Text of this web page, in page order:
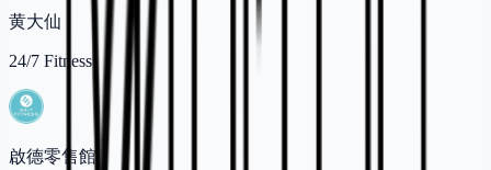
黄大仙
24/7 Fitness
啟德零售館